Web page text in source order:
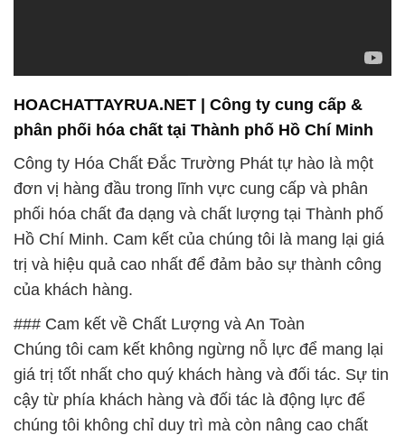
HOACHATTAYRUA.NET | Công ty cung cấp &
phân phối hóa chất tại Thành phố Hồ Chí Minh
Công ty Hóa Chất Đắc Trường Phát tự hào là một
đơn vị hàng đầu trong lĩnh vực cung cấp và phân
phối hóa chất đa dạng và chất lượng tại Thành phố
Hồ Chí Minh. Cam kết của chúng tôi là mang lại giá
trị và hiệu quả cao nhất để đảm bảo sự thành công
của khách hàng.
### Cam kết về Chất Lượng và An Toàn
Chúng tôi cam kết không ngừng nỗ lực để mang lại
giá trị tốt nhất cho quý khách hàng và đối tác. Sự tin
cậy từ phía khách hàng và đối tác là động lực để
chúng tôi không chỉ duy trì mà còn nâng cao chất